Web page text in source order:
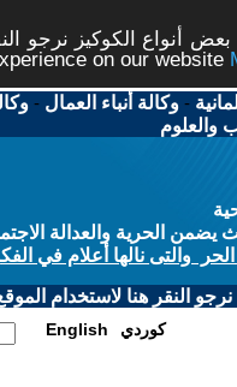
أنواع الكوكيز نرجو
on our website
-وكالة أنباء العمال -
والعلوم
الحرية والعدالة
والتى نالها أعلام في
النقر هنا لاستخدام
English كوردي